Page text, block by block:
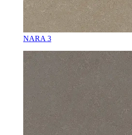
NARA 3